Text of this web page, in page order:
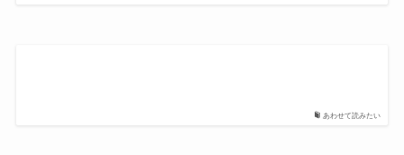
あわせて読みたい